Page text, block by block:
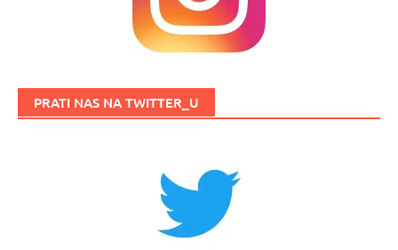
PRATI NAS NA TWITTER_U